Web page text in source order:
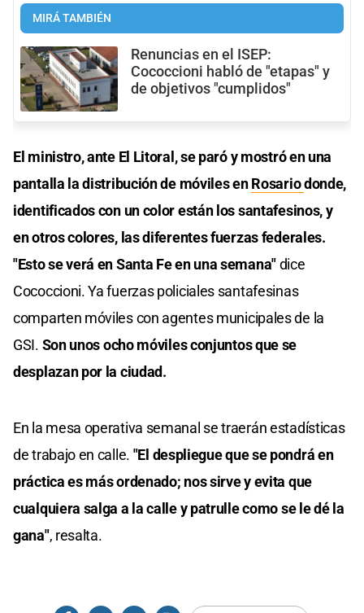
MIRÁ TAMBIÉN
Renuncias en el ISEP:
Cococcioni habló de "etapas" y
de objetivos "cumplidos"
El ministro, ante El Litoral, se paró y mostró en una
pantalla la distribución de móviles enRosariodonde,
identificados con un color están los santafesinos, y
en otros colores, las diferentes fuerzas federales.
"Esto se verá en Santa Fe en una semana"dice
Cococcioni. Ya fuerzas policiales santafesinas
comparten móviles con agentes municipales de la
GSI. Son unos ocho móviles conjuntos que se
desplazan por la ciudad.
En la mesa operativa semanal se traerán estadísticas
de trabajo en calle. "El despliegue que se pondrá en
práctica es más ordenado; nos sirve y evita que
cualquiera salga a la calle y patrulle como se le dé la
gana", resalta.